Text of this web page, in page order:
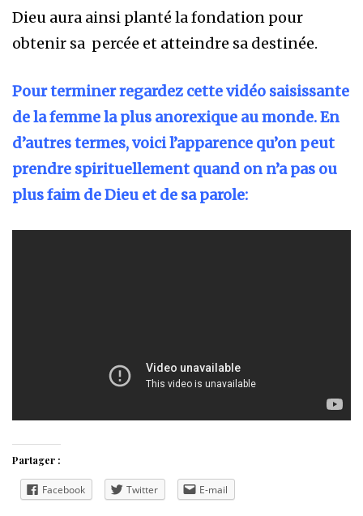
Dieu aura ainsi planté la fondation pour
obtenir sa percée et atteindre sa destinée.
Pour terminer regardez cette vidéo saisissante
de la femme la plus anorexique au monde. En
d’autres termes, voici l’apparence qu’on peut
prendre spirituellement quand on n’a pas ou
plus faim de Dieu et de sa parole:
Partager :
Facebook Twitter E-mail